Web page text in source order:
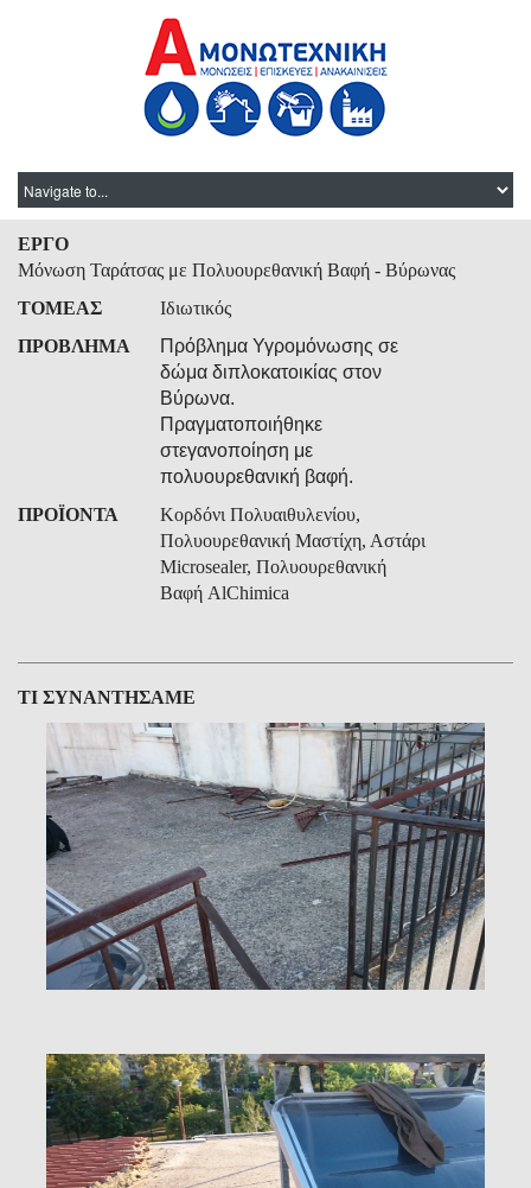
ΕΡΓΟ
Μόνωση Ταράτσας με Πολυουρεθανική Βαφή - Βύρωνας
ΤΟΜΕΑΣ
Ιδιωτικός
ΠΡΟΒΛΗΜΑ
Πρόβλημα Υγρομόνωσης σε
δώμα διπλοκατοικίας στον
Βύρωνα.
Πραγματοποιήθηκε
στεγανοποίηση με
πολυουρεθανική βαφή.
ΠΡΟΪΟΝΤΑ
Κορδόνι Πολυαιθυλενίου,
Πολυουρεθανική Μαστίχη, Αστάρι
Microsealer, Πολυουρεθανική
Βαφή AlChimica
ΤΙ ΣΥΝΑΝΤΗΣΑΜΕ